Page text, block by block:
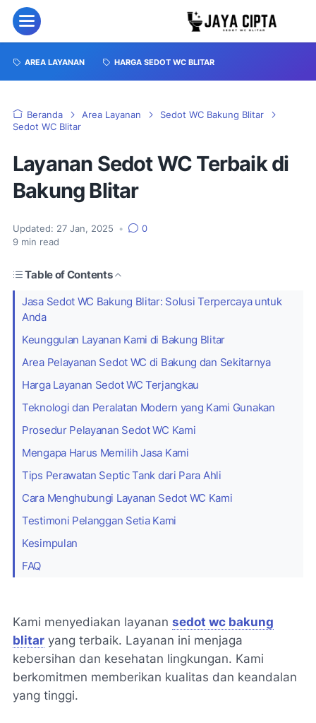
AREA LAYANAN HARGA SEDOT WC BLITAR
Beranda Area Layanan
Sedot WC Bakung Blitar
Sedot WC Blitar
Layanan Sedot WC Terbaik di
Bakung Blitar
Updated: 27 Jan, 2025 •
0
9 min read
Table of Contents
Jasa Sedot WC Bakung Blitar: Solusi Terpercaya untuk
Anda
Keunggulan Layanan Kami di Bakung Blitar
Area Pelayanan Sedot WC di Bakung dan Sekitarnya
Harga Layanan Sedot WC Terjangkau
Teknologi dan Peralatan Modern yang Kami Gunakan
Prosedur Pelayanan Sedot WC Kami
Mengapa Harus Memilih Jasa Kami
Tips Perawatan Septic Tank dari Para Ahli
Cara Menghubungi Layanan Sedot WC Kami
Testimoni Pelanggan Setia Kami
Kesimpulan
FAQ
Kami menyediakan layanan sedot wc bakung
blitar yang terbaik. Layanan ini menjaga
kebersihan dan kesehatan lingkungan. Kami
berkomitmen memberikan kualitas dan keandalan
yang tinggi.